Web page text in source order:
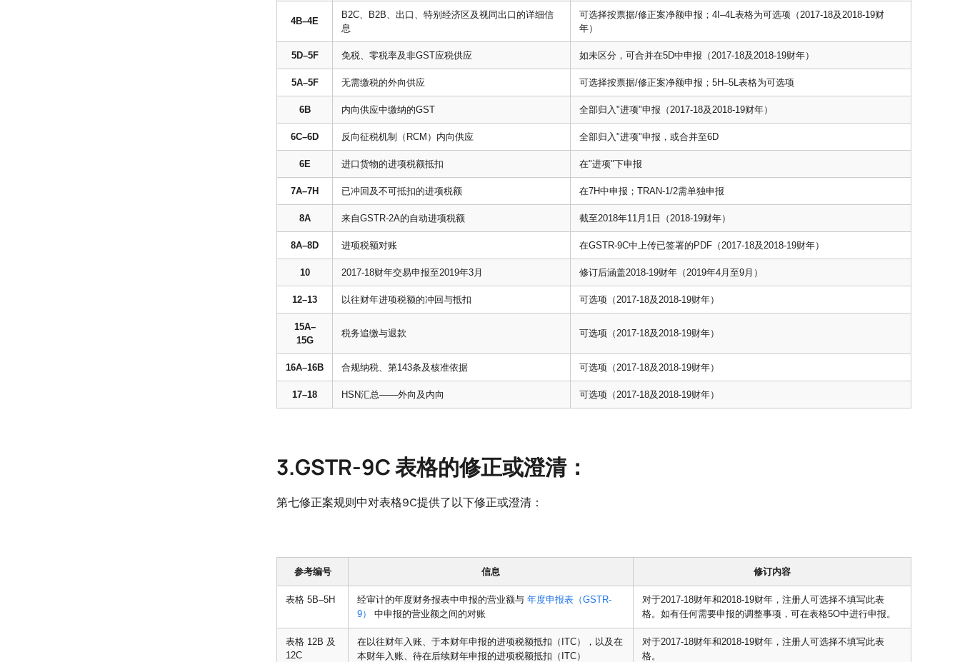
4B–4E
B2C、B2B、出口、特别经济区及视同出口的详细信
息
可选择按票据/修正案净额申报；4I–4L表格为可选项（2017-18及2018-19财
年）
5D–5F 免税、零税率及非GST应税供应 如未区分，可合并在5D中申报（2017-18及2018-19财年）
5A–5F 无需缴税的外向供应 可选择按票据/修正案净额申报；5H–5L表格为可选项
6B 内向供应中缴纳的GST 全部归入"进项"申报（2017-18及2018-19财年）
6C–6D 反向征税机制（RCM）内向供应 全部归入"进项"申报，或合并至6D
6E 进口货物的进项税额抵扣 在"进项"下申报
7A–7H 已冲回及不可抵扣的进项税额 在7H中申报；TRAN-1/2需单独申报
8A 来自GSTR-2A的自动进项税额 截至2018年11月1日（2018-19财年）
8A–8D 进项税额对账 在GSTR-9C中上传已签署的PDF（2017-18及2018-19财年）
10 2017-18财年交易申报至2019年3月 修订后涵盖2018-19财年（2019年4月至9月）
12–13 以往财年进项税额的冲回与抵扣 可选项（2017-18及2018-19财年）
15A–
15G
税务追缴与退款 可选项（2017-18及2018-19财年）
16A–16B 合规纳税、第143条及核准依据 可选项（2017-18及2018-19财年）
17–18 HSN汇总——外向及内向 可选项（2017-18及2018-19财年）
3.GSTR-9C 表格的修正或澄清：
第七修正案规则中对表格9C提供了以下修正或澄清：
参考编号 信息 修订内容
表格 5B–5H 经审计的年度财务报表中申报的营业额与 年度申报表（GSTR-
9）
中申报的营业额之间的对账
对于2017-18财年和2018-19财年，注册人可选择不填写此表
格。如有任何需要申报的调整事项，可在表格5O中进行申报。
表格 12B 及
12C
在以往财年入账、于本财年申报的进项税额抵扣（ITC），以及在
本财年入账、待在后续财年申报的进项税额抵扣（ITC）
对于2017-18财年和2018-19财年，注册人可选择不填写此表
格。